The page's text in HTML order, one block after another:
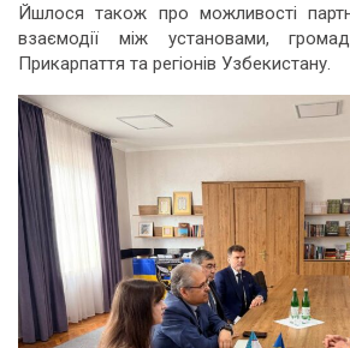
Йшлося також про можливості
взаємодії між установами,
Прикарпаття та регіонів Узбекистану.